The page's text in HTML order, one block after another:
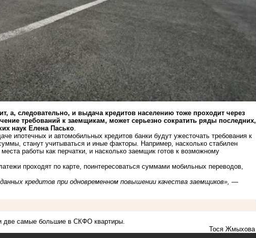
а, следовательно, и выдача кредитов населению тоже проходит через
требований к заемщикам, может серьезно сократить ряды последних,
наук Елена Пасько
ипотечных и автомобильных кредитов банки будут ужесточать требования к
станут учитываться и иные факторы. Например, насколько стабилен
работы как перчатки, и насколько заемщик готов к возможному
проходят по карте, поинтересоваться суммами мобильных переводов,
кредитов при одновременном повышении качества заемщиков», —
две самые большие в СКФО квартиры.
Тося Жмыхова